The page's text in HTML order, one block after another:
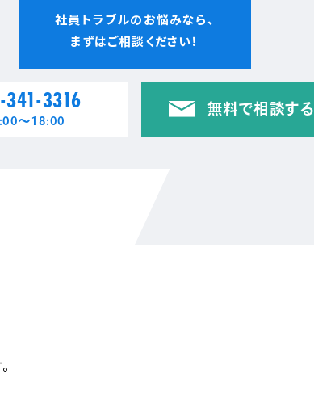
社員トラブルのお悩みなら、
まずはご相談ください！
3316
〜18:00
無料で相談する